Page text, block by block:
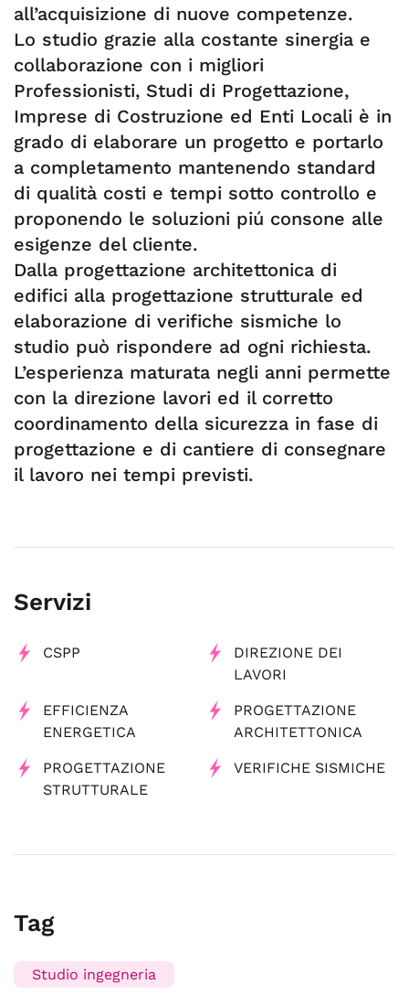
all’acquisizione di nuove competenze.
Lo studio grazie alla costante sinergia e
collaborazione con i migliori
Professionisti, Studi di Progettazione,
Imprese di Costruzione ed Enti Locali è in
grado di elaborare un progetto e portarlo
a completamento mantenendo standard
di qualità costi e tempi sotto controllo e
proponendo le soluzioni piú consone alle
esigenze del cliente.
Dalla progettazione architettonica di
edifici alla progettazione strutturale ed
elaborazione di verifiche sismiche lo
studio può rispondere ad ogni richiesta.
L’esperienza maturata negli anni permette
con la direzione lavori ed il corretto
coordinamento della sicurezza in fase di
progettazione e di cantiere di consegnare
il lavoro nei tempi previsti.
Servizi
CSPP
DIREZIONE DEI
LAVORI
EFFICIENZA
ENERGETICA
PROGETTAZIONE
ARCHITETTONICA
PROGETTAZIONE
STRUTTURALE
VERIFICHE SISMICHE
Tag
Studio ingegneria